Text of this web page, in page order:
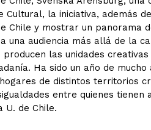
la iniciativa, además
Chile y mostrar un panorama
audiencia más allá de la
las unidades
Ha sido un año de
de distintos territorios
entre quienes tienen
U. de Chile.